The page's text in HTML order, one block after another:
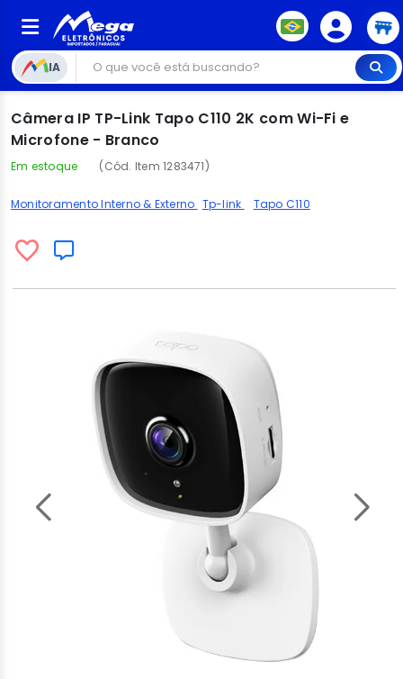
IA
Câmera IP TP-Link Tapo C110 2K com Wi-Fi e
Microfone - Branco
Em estoque (Cód. Item 1283471)
Monitoramento Interno & Externo Tp-link Tapo C110